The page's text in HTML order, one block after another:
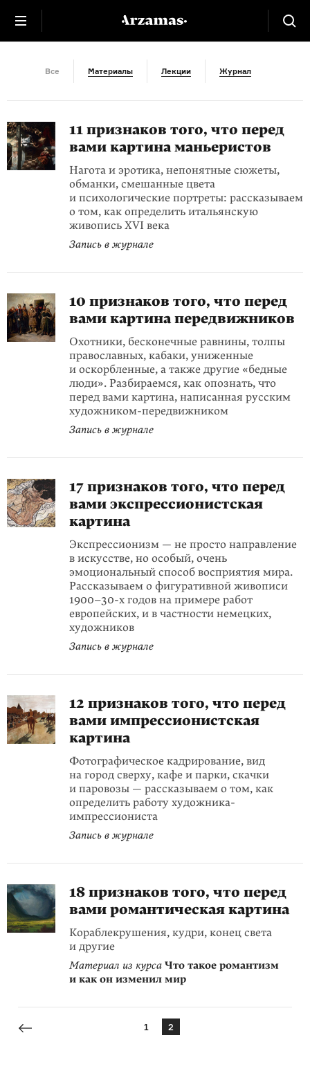
Признаки картин
Все Материалы Лекции Журнал
11 признаков того, что перед
вами картина маньеристов
Нагота и эротика, непонятные сюжеты,
обманки, смешанные цвета
и психологические портреты: рассказываем
о том, как определить итальянскую
живопись XVI века
Запись в журнале
10 признаков того, что перед
вами картина передвижников
Охотники, бесконечные равнины, толпы
православных, кабаки, униженные
и оскорбленные, а также другие «бедные
люди». Разбираемся, как опознать, что
перед вами картина, написанная русским
художником-передвижником
Запись в журнале
17 признаков того, что перед
вами экспрессионистская
картина
Экспрессионизм — не просто направление
в искусстве, но особый, очень
эмоциональный способ восприятия мира.
Рассказываем о фигуративной живописи
1900–30-х годов на примере работ
европейских, и в частности немецких,
художников
Запись в журнале
12 признаков того, что перед
вами импрессионистская
картина
Фотографическое кадрирование, вид
на город сверху, кафе и парки, скачки
и паровозы — рассказываем о том, как
определить работу художника-
импрессиониста
Запись в журнале
18 признаков того, что перед
вами романтическая картина
Кораблекрушения, кудри, конец света
и другие
Материал из курса Что такое романтизм
и как он изменил мир
1 2